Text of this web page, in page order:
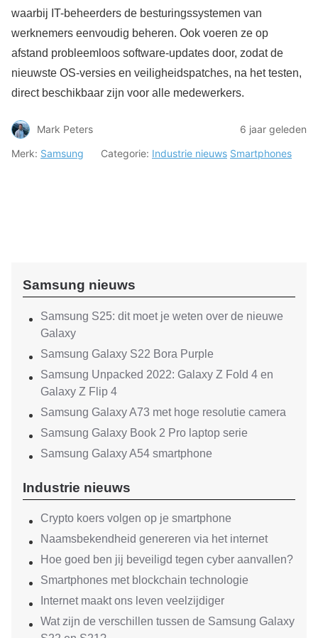
waarbij IT-beheerders de besturingssystemen van
werknemers eenvoudig beheren. Ook voeren ze op
afstand probleemloos software-updates door, zodat de
nieuwste OS-versies en veiligheidspatches, na het testen,
direct beschikbaar zijn voor alle medewerkers.
Mark Peters
6 jaar geleden
Merk: Samsung Categorie: Industrie nieuws Smartphones
Samsung nieuws
Samsung S25: dit moet je weten over de nieuwe
Galaxy
Samsung Galaxy S22 Bora Purple
Samsung Unpacked 2022: Galaxy Z Fold 4 en
Galaxy Z Flip 4
Samsung Galaxy A73 met hoge resolutie camera
Samsung Galaxy Book 2 Pro laptop serie
Samsung Galaxy A54 smartphone
Industrie nieuws
Crypto koers volgen op je smartphone
Naamsbekendheid genereren via het internet
Hoe goed ben jij beveiligd tegen cyber aanvallen?
Smartphones met blockchain technologie
Internet maakt ons leven veelzijdiger
Wat zijn de verschillen tussen de Samsung Galaxy